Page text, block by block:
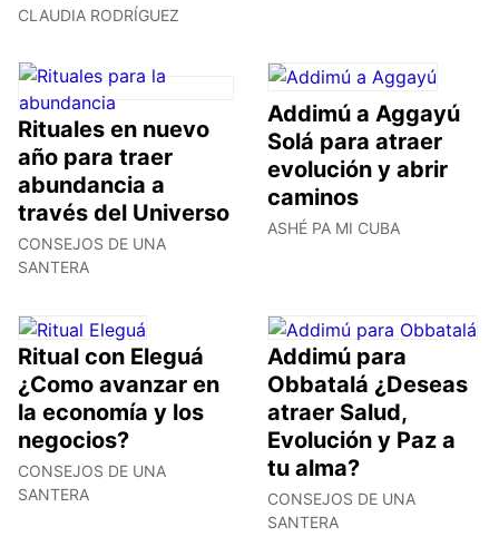
CLAUDIA RODRÍGUEZ
Rituales en nuevo
año para traer
abundancia a
través del Universo
CONSEJOS DE UNA
SANTERA
Addimú a Aggayú
Solá para atraer
evolución y abrir
caminos
ASHÉ PA MI CUBA
Ritual con Eleguá
¿Como avanzar en
la economía y los
negocios?
CONSEJOS DE UNA
SANTERA
Addimú para
Obbatalá ¿Deseas
atraer Salud,
Evolución y Paz a
tu alma?
CONSEJOS DE UNA
SANTERA